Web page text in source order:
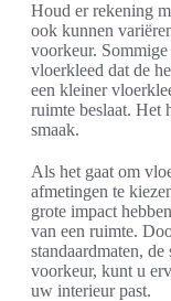
Houd er rekening
ook kunnen
voorkeur.
vloerkleed dat de
een kleiner
ruimte beslaat. Het
smaak.
Als het gaat om
afmetingen te
grote impact
van een ruimte.
standaardmaten,
voorkeur, kunt u
uw interieur past.